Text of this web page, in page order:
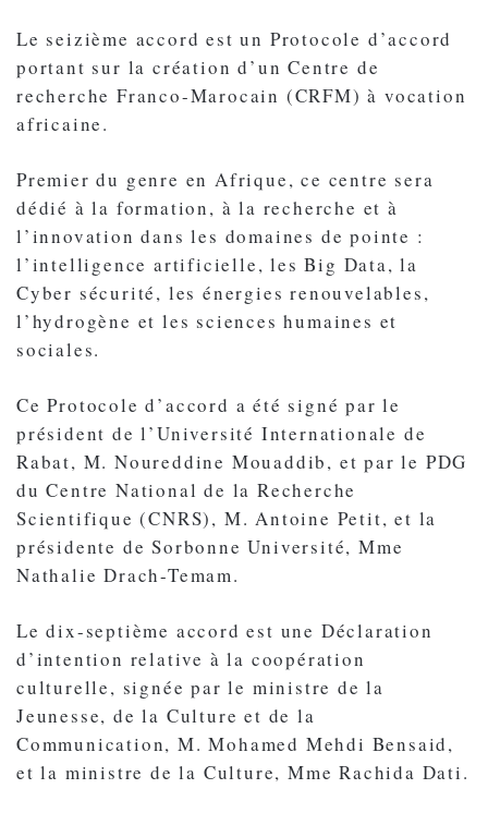
Le seizième accord est un Protocole d’accord
portant sur la création d’un Centre de
recherche Franco-Marocain (CRFM) à vocation
africaine.
Premier du genre en Afrique, ce centre sera
dédié à la formation, à la recherche et à
l’innovation dans les domaines de pointe :
l’intelligence artificielle, les Big Data, la
Cyber sécurité, les énergies renouvelables,
l’hydrogène et les sciences humaines et
sociales.
Ce Protocole d’accord a été signé par le
président de l’Université Internationale de
Rabat, M. Noureddine Mouaddib, et par le PDG
du Centre National de la Recherche
Scientifique (CNRS), M. Antoine Petit, et la
présidente de Sorbonne Université, Mme
Nathalie Drach-Temam.
Le dix-septième accord est une Déclaration
d’intention relative à la coopération
culturelle, signée par le ministre de la
Jeunesse, de la Culture et de la
Communication, M. Mohamed Mehdi Bensaid,
et la ministre de la Culture, Mme Rachida Dati.